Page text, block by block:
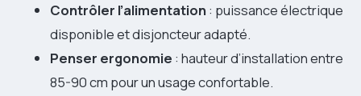
Contrôler l’alimentation : puissance électrique
disponible et disjoncteur adapté.
Penser ergonomie : hauteur d’installation entre
85-90 cm pour un usage confortable.